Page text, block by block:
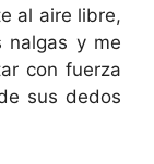
al aire libre,
nalgas y me
con fuerza
sus dedos